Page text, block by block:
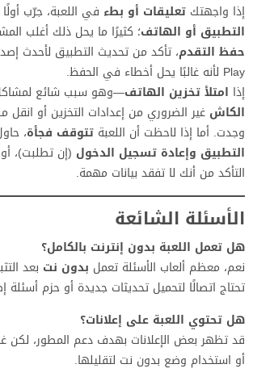
إذا واجهتك تعليقات أو بطء في اللعبة، جرّب أولًا
التطبيق أو الهاتف؛ كثيرًا ما يحل ذلك أغلب
حفظ التقدم
Play لأنه غالبًا يحل أخطاء في الحفظ.
إذا امتلأ تخزين الهاتف—وهو سبب شائع
الكاش
وجدت. أما إذا لاحظت أن اللعبة تتوقف فجأة،
التطبيق وإعادة تسجيل الدخول (إن تطلبت)،
التأكد من أنك لا تفقد بيانات مهمة.
الأسئلة الشائعة
هل تعمل اللعبة بدون إنترنت بالكامل؟
نعم، معظم ألعاب الأسئلة تعمل بدون نت بعد
تحتاج اتصالًا لتحميل تحديثات جديدة أو حزم أسئلة
هل تحتوي اللعبة على إعلانات؟
قد تظهر بعض الإعلانات بهدف دعم المطور، لكن
أو استخدام وضع بدون نت لتقليلها.